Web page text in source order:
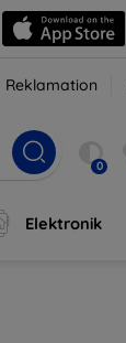
Reklamation
0
Elektronik